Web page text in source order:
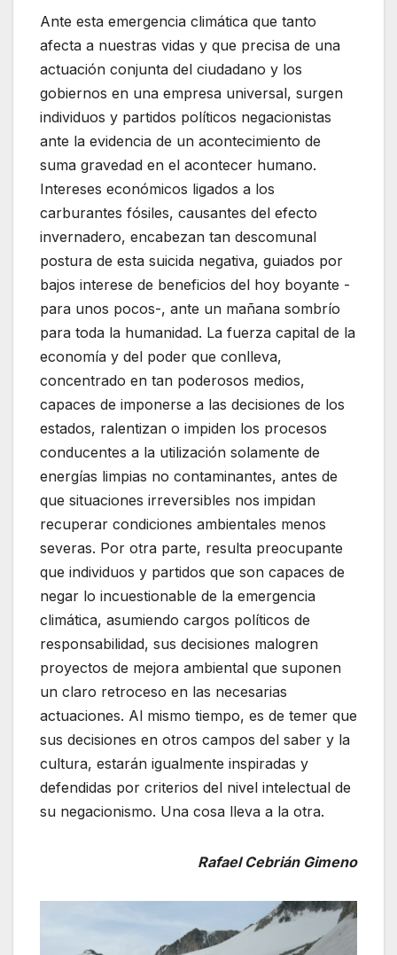
Ante esta emergencia climática que tanto
afecta a nuestras vidas y que precisa de una
actuación conjunta del ciudadano y los
gobiernos en una empresa universal, surgen
individuos y partidos políticos negacionistas
ante la evidencia de un acontecimiento de
suma gravedad en el acontecer humano.
Intereses económicos ligados a los
carburantes fósiles, causantes del efecto
invernadero, encabezan tan descomunal
postura de esta suicida negativa, guiados por
bajos interese de beneficios del hoy boyante -
para unos pocos-, ante un mañana sombrío
para toda la humanidad. La fuerza capital de la
economía y del poder que conlleva,
concentrado en tan poderosos medios,
capaces de imponerse a las decisiones de los
estados, ralentizan o impiden los procesos
conducentes a la utilización solamente de
energías limpias no contaminantes, antes de
que situaciones irreversibles nos impidan
recuperar condiciones ambientales menos
severas. Por otra parte, resulta preocupante
que individuos y partidos que son capaces de
negar lo incuestionable de la emergencia
climática, asumiendo cargos políticos de
responsabilidad, sus decisiones malogren
proyectos de mejora ambiental que suponen
un claro retroceso en las necesarias
actuaciones. Al mismo tiempo, es de temer que
sus decisiones en otros campos del saber y la
cultura, estarán igualmente inspiradas y
defendidas por criterios del nivel intelectual de
su negacionismo. Una cosa lleva a la otra.
Rafael Cebrián Gimeno